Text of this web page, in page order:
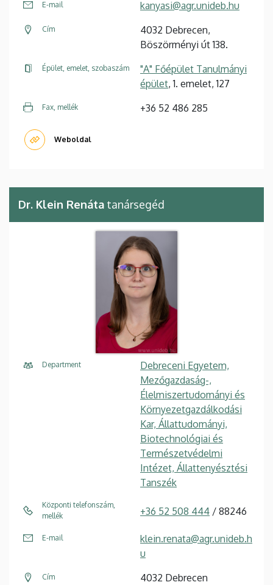
E-mail kanyasi@agr.unideb.hu
Cím
4032 Debrecen,
Böszörményi út 138.
Épület, emelet, szobaszám
"A" Főépület Tanulmányi
épület, 1. emelet, 127
Fax, mellék +36 52 486 285
Weboldal
Dr. Klein Renáta tanársegéd
Department
Debreceni Egyetem,
Mezőgazdaság-,
Élelmiszertudományi és
Környezetgazdálkodási
Kar, Állattudományi,
Biotechnológiai és
Természetvédelmi
Intézet, Állattenyésztési
Tanszék
Központi telefonszám,
mellék
+36 52 508 444 / 88246
E-mail
klein.renata@agr.unideb.h
u
Cím
4032 Debrecen